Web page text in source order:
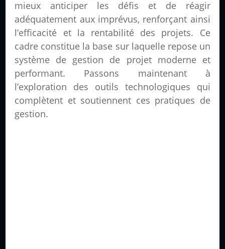
mieux anticiper les défis et de réagir
adéquatement aux imprévus, renforçant ainsi
l’efficacité et la rentabilité des projets. Ce
cadre constitue la base sur laquelle repose un
système de gestion de projet moderne et
performant. Passons maintenant à
l’exploration des outils technologiques qui
complètent et soutiennent ces pratiques de
gestion.